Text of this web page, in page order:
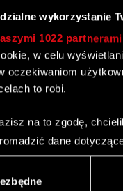
wykorzystanie
1022 partnerami
w celu
oczekiwaniom
to robi.
na to zgodę,
dane
Twoje
połączenia